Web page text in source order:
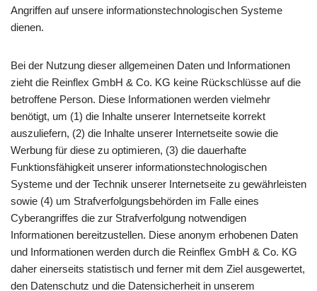
Angriffen auf unsere informationstechnologischen Systeme
dienen.
Bei der Nutzung dieser allgemeinen Daten und Informationen
zieht die Reinflex GmbH & Co. KG keine Rückschlüsse auf die
betroffene Person. Diese Informationen werden vielmehr
benötigt, um (1) die Inhalte unserer Internetseite korrekt
auszuliefern, (2) die Inhalte unserer Internetseite sowie die
Werbung für diese zu optimieren, (3) die dauerhafte
Funktionsfähigkeit unserer informationstechnologischen
Systeme und der Technik unserer Internetseite zu gewährleisten
sowie (4) um Strafverfolgungsbehörden im Falle eines
Cyberangriffes die zur Strafverfolgung notwendigen
Informationen bereitzustellen. Diese anonym erhobenen Daten
und Informationen werden durch die Reinflex GmbH & Co. KG
daher einerseits statistisch und ferner mit dem Ziel ausgewertet,
den Datenschutz und die Datensicherheit in unserem